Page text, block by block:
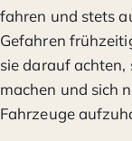
fahren und stets
Gefahren
sie darauf achten,
machen und sich
Fahrzeuge